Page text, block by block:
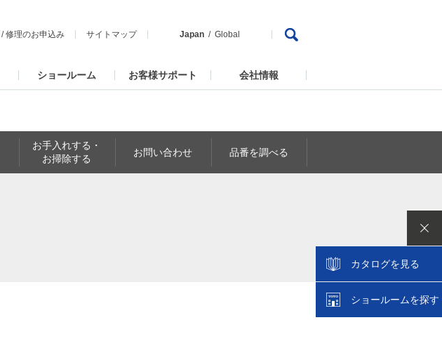
/修理のお申込み サイトマップ Japan Global
ショールーム お客様サポート 会社情報
お手入れする・
お掃除する
お問い合わせ 品番を調べる
カタログを見る
ショールームを探す